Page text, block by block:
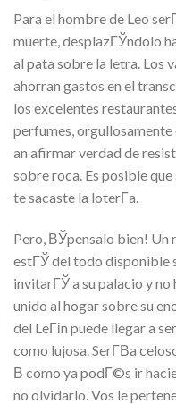
Para el hombre de Leo
muerte, desplazГЎndolo
al pata sobre la letra. Los
ahorran gastos en el
los excelentes
perfumes,
an afirmar verdad de
sobre roca. Es posible
te sacaste la loterГ­a.
Pero, ВЎpensalo bien! Un
estГЎ del todo disponible
invitarГЎ a su palacio y
unido al hogar sobre su
del LeГіn puede llegar a
como lujosa. SerГ­В­a
В­ como ya podГ©s ir
no olvidarlo. Vos le